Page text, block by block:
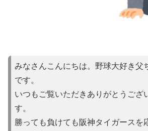
みなさんこんにちは。野球大好き父
です。
いつもご覧いただきありがとうござ
す。
勝っても負けても阪神タイガースを